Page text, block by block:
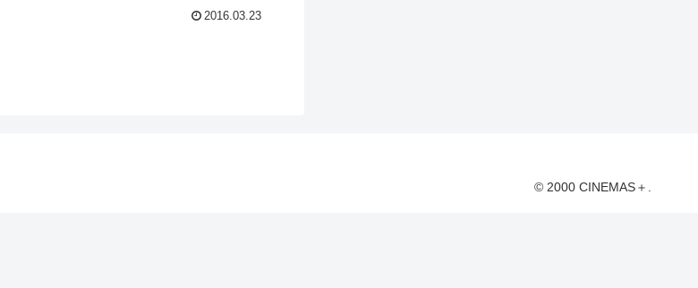
2016.03.23
© 2000 CINEMAS＋.